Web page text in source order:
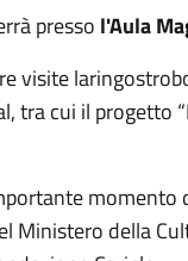
presso l'Aula
visite
tra cui il progetto
momento
Ministero della